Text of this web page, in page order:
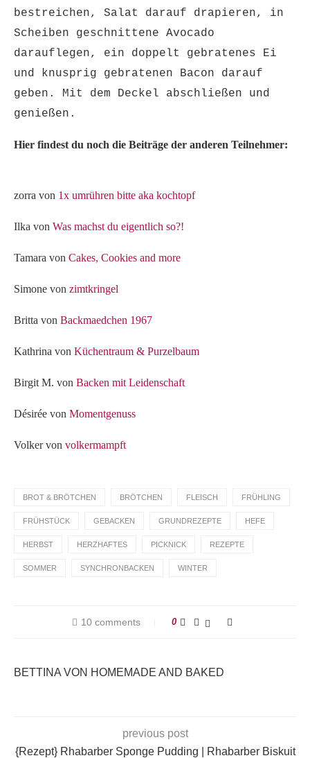
bestreichen, Salat darauf drapieren, in
Scheiben geschnittene Avocado
darauflegen, ein doppelt gebratenes Ei
und knusprig gebratenen Bacon darauf
geben. Mit dem Deckel abschließen und
genießen.
Hier findest du noch die Beiträge der anderen Teilnehmer:
zorra von 1x umrühren bitte aka kochtopf
Ilka von Was machst du eigentlich so?!
Tamara von Cakes, Cookies and more
Simone von zimtkringel
Britta von Backmaedchen 1967
Kathrina von Küchentraum & Purzelbaum
Birgit M. von Backen mit Leidenschaft
Désirée von Momentgenuss
Volker von volkermampft
BROT & BRÖTCHEN BRÖTCHEN FLEISCH FRÜHLING
FRÜHSTÜCK GEBACKEN GRUNDREZEPTE HEFE
HERBST HERZHAFTES PICKNICK REZEPTE
SOMMER SYNCHRONBACKEN WINTER
10 comments 0
BETTINA VON HOMEMADE AND BAKED
previous post
{Rezept} Rhabarber Sponge Pudding | Rhabarber Biskuit